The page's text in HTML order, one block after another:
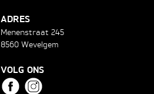
ADRES
Menenstraat 245
8560 Wevelgem
VOLG ONS